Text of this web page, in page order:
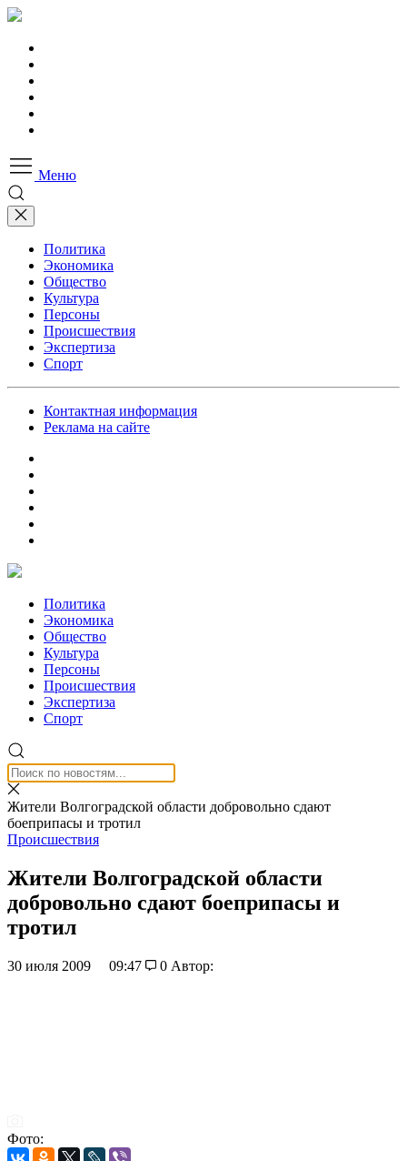
Меню
Политика
Экономика
Общество
Культура
Персоны
Происшествия
Экспертиза
Спорт
Контактная информация
Реклама на сайте
Политика
Экономика
Общество
Культура
Персоны
Происшествия
Экспертиза
Спорт
Жители Волгоградской области добровольно сдают
боеприпасы и тротил
Происшествия
Жители Волгоградской области
добровольно сдают боеприпасы и
тротил
30 июля 2009 09:47 0 Автор:
Фото: